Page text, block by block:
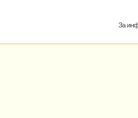
За